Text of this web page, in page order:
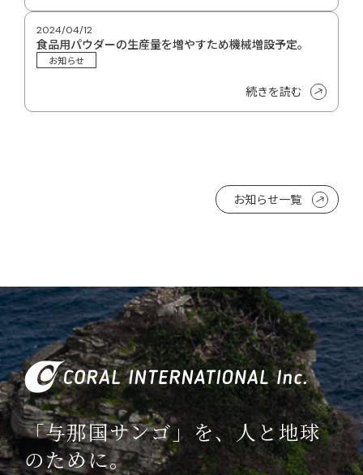
2024/04/12
食品用パウダーの生産量を増やすため機械増設予定。
お知らせ
続きを読む
お知らせ一覧
「与那国サンゴ」を、人と地球
のために。